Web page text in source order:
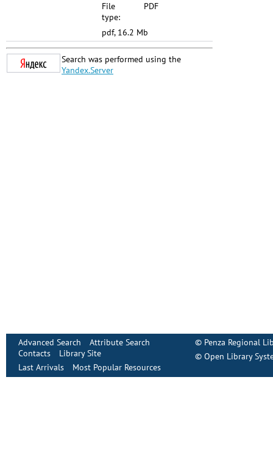
File
type:
PDF
pdf, 16.2 Mb
Search was performed using the
Yandex.Server
Advanced Search
Attribute Search
Contacts
Library Site
Last Arrivals
Most Popular Resources
© Penza Regional
© Open Library